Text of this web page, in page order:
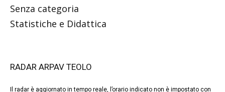
Senza categoria
Statistiche e Didattica
RADAR ARPAV TEOLO
Il radar è aggiornato in tempo reale, l’orario indicato non è impostato con